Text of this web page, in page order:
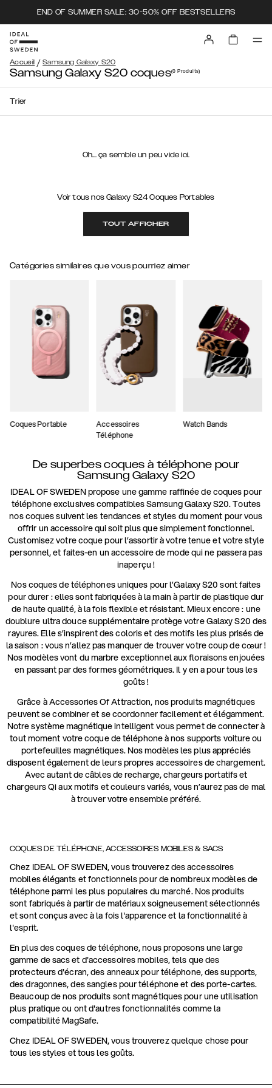
END OF SUMMER SALE: 30-50% OFF BESTSELLERS
Accueil / Samsung Galaxy S20
Samsung Galaxy S20 coques(0Produits)
Trier
Oh... ça semble un peu vide ici.
Voir tous nos Galaxy S24 Coques Portables
TOUT AFFICHER
Catégories similaires que vous pourriez aimer
Coques Portable
Accessoires
Téléphone
Watch Bands
De superbes coques à téléphone pour
Samsung Galaxy S20
IDEAL OF SWEDEN propose une gamme raffinée de coques pour
téléphone exclusives compatibles Samsung Galaxy S20. Toutes
nos coques suivent les tendances et styles du moment pour vous
offrir un accessoire qui soit plus que simplement fonctionnel.
Customisez votre coque pour l’assortir à votre tenue et votre style
personnel, et faites-en un accessoire de mode qui ne passera pas
inaperçu !
Nos coques de téléphones uniques pour l’Galaxy S20 sont faites
pour durer : elles sont fabriquées à la main à partir de plastique dur
de haute qualité, à la fois flexible et résistant. Mieux encore : une
doublure ultra douce supplémentaire protège votre Galaxy S20 des
rayures. Elle s’inspirent des coloris et des motifs les plus prisés de
la saison : vous n’allez pas manquer de trouver votre coup de cœur !
Nos modèles vont du marbre exceptionnel aux floraisons enjouées
en passant par des formes géométriques. Il y en a pour tous les
goûts !
Grâce à Accessories Of Attraction, nos produits magnétiques
peuvent se combiner et se coordonner facilement et élégamment.
Notre système magnétique intelligent vous permet de connecter à
tout moment votre coque de téléphone à nos supports voiture ou
portefeuilles magnétiques. Nos modèles les plus appréciés
disposent également de leurs propres accessoires de chargement.
Avec autant de câbles de recharge, chargeurs portatifs et
chargeurs Qi aux motifs et couleurs variés, vous n’aurez pas de mal
à trouver votre ensemble préféré.
COQUES DE TÉLÉPHONE, ACCESSOIRES MOBILES & SACS
Chez IDEAL OF SWEDEN, vous trouverez des accessoires
mobiles élégants et fonctionnels pour de nombreux modèles de
téléphone parmi les plus populaires du marché. Nos produits
sont fabriqués à partir de matériaux soigneusement sélectionnés
et sont conçus avec à la fois l'apparence et la fonctionnalité à
l'esprit.
En plus des coques de téléphone, nous proposons une large
gamme de sacs et d'accessoires mobiles, tels que des
protecteurs d'écran, des anneaux pour téléphone, des supports,
des dragonnes, des sangles pour téléphone et des porte-cartes.
Beaucoup de nos produits sont magnétiques pour une utilisation
plus pratique ou ont d'autres fonctionnalités comme la
compatibilité MagSafe.
Chez IDEAL OF SWEDEN, vous trouverez quelque chose pour
tous les styles et tous les goûts.